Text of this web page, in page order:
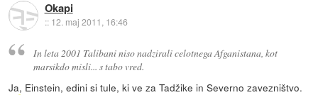
Okapi
:: 12. maj 2011, 16:46
In leta 2001 Talibani niso nadzirali celotnega Afganistana, kot
marsikdo misli... s tabo vred.
Ja, Einstein, edini si tule, ki ve za Tadžike in Severno zavezništvo.